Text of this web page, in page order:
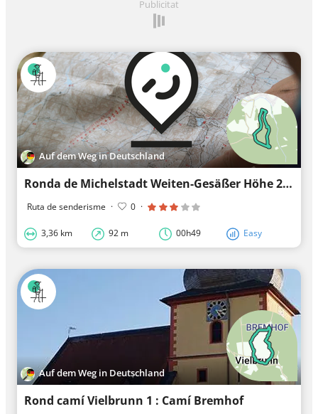
Publicitat
Auf dem Weg in Deutschland
Ronda de Michelstadt Weiten-Gesäßer Höhe 2: Dopplersrodweg
Ruta de senderisme · 0 ·
3,36 km 92 m 00h49 Easy
Auf dem Weg in Deutschland
Rond camí Vielbrunn 1 : Camí Bremhof